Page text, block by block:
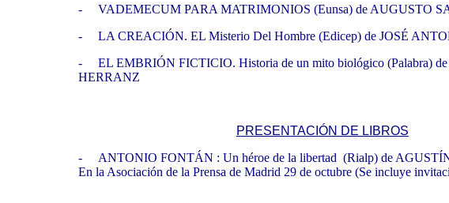
-
VADEMECUM PARA MATRIMONIOS (Eunsa) de AUGUSTO
-
LA CREACIÓN. EL Misterio Del Hombre (Edicep) de JOSÉ
-
EL EMBRIÓN FICTICIO. Historia de un mito biológico (Palabra)
HERRANZ
PRESENTACIÓN DE LIBROS
-
ANTONIO FONTÁN : Un héroe de la libertad (Rialp) de
En la Asociación de la Prensa de Madrid 29 de octubre (Se incluye